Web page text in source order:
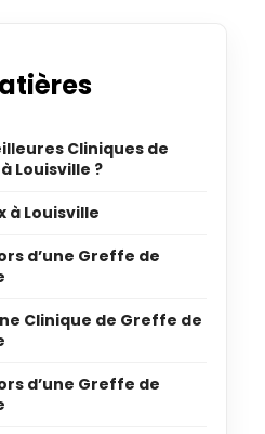
Cliniques de
Louisville ?
à Louisville
d’une Greffe de
Clinique de Greffe de
d’une Greffe de